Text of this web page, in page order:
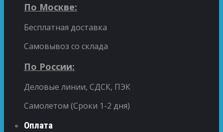
По Москве:
Бесплатная доставка
Самовывоз со склада
По России:
Деловые линии, СДСК, ПЭК
Самолетом (Сроки 1-2 дня)
Оплата